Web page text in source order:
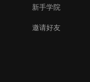
新手学院
邀请好友